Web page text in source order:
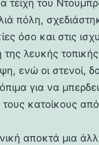
τείχη του
πόλη,
όσο και στις
λευκής τοπικής
ενώ οι στενοί,
για να
κατοίκους
αποκτά μια